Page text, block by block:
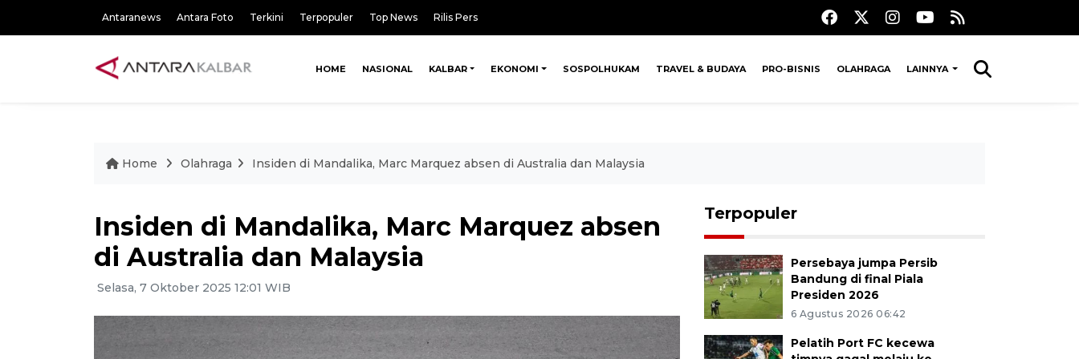
Antaranews Antara Foto Terkini Terpopuler Top News Rilis Pers
HOME NASIONAL KALBAR EKONOMI SOSPOLHUKAM TRAVEL & BUDAYA PRO-BISNIS OLAHRAGA LAINNYA
Home Olahraga Insiden di Mandalika, Marc Marquez absen di Australia dan Malaysia
Insiden di Mandalika, Marc Marquez absen
di Australia dan Malaysia
Selasa, 7 Oktober 2025 12:01 WIB
Terpopuler
Persebaya jumpa Persib
Bandung di final Piala
Presiden 2026
6 Agustus 2026 06:42
Pelatih Port FC kecewa